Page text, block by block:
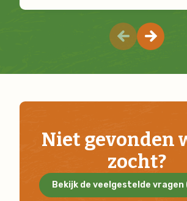
Niet gevonden
zocht?
Bekijk de veelgestelde vragen